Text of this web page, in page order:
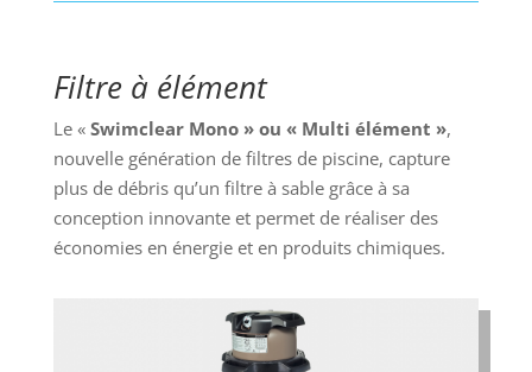
Filtre à élément
Le « Swimclear Mono » ou « Multi élément »,
nouvelle génération de filtres de piscine, capture
plus de débris qu’un filtre à sable grâce à sa
conception innovante et permet de réaliser des
économies en énergie et en produits chimiques.